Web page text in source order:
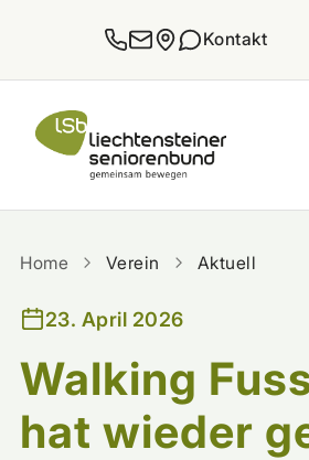
Kontakt
Home Verein Aktuell
23. April 2026
Walking
hat wieder